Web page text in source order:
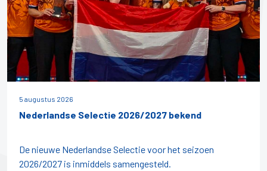
5 augustus 2026
Nederlandse Selectie 2026/2027 bekend
De nieuwe Nederlandse Selectie voor het seizoen
2026/2027 is inmiddels samengesteld.